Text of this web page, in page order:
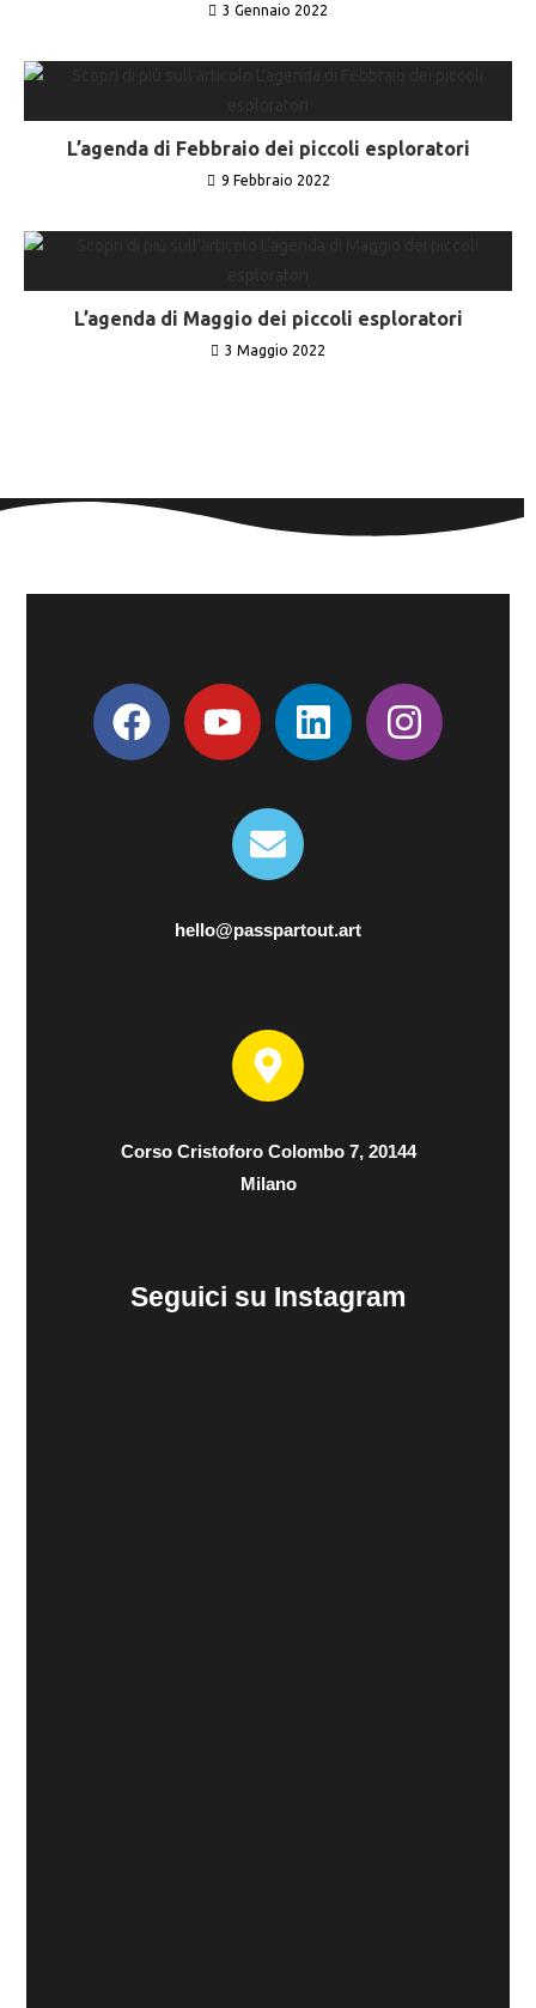
3 Gennaio 2022
L’agenda di Febbraio dei piccoli esploratori
9 Febbraio 2022
L’agenda di Maggio dei piccoli esploratori
3 Maggio 2022
hello@passpartout.art
Corso Cristoforo Colombo 7, 20144
Milano
Seguici su Instagram